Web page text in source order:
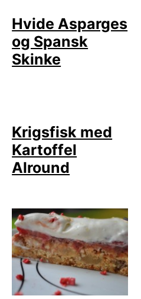
Hvide Asparges
og Spansk
Skinke
Krigsfisk med
Kartoffel
Alround